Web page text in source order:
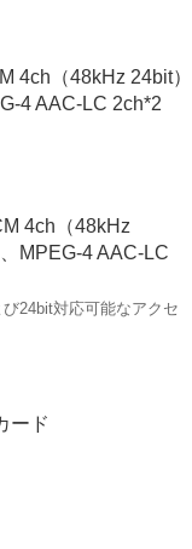
4ch（48kHz 24bit）
4 AAC-LC 2ch*2
4ch（48kHz
MPEG-4 AAC-LC
24bit対応可能なアクセ
ード